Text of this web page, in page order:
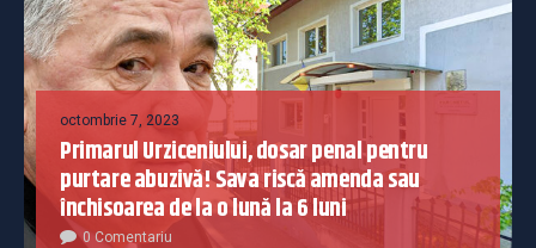
octombrie 7, 2023
Primarul Urziceniului, dosar penal pentru
purtare abuzivă! Sava riscă amenda sau
închisoarea de la o lună la 6 luni
0 Comentariu